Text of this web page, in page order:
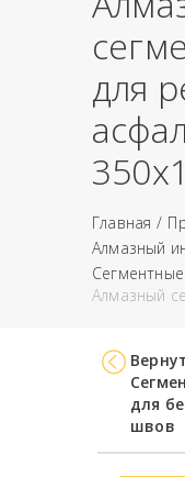
для
Главная
Алмазный
Алмазный
для
швов